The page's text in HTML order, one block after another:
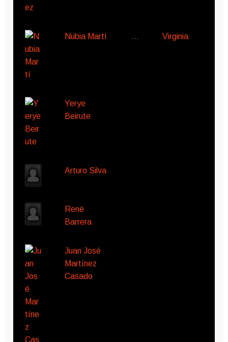
Nubia Martí … Virginia
Yerye
Beirute
Arturo Silva
René
Barrera
Juan José
Martínez
Casado